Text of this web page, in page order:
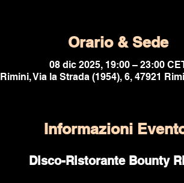
Orario & Sede
08 dic 2025, 19:00 – 23:00
Rimini, Via la Strada (1954), 6, 47921
Informazioni
Disco-Ristorante Bounty